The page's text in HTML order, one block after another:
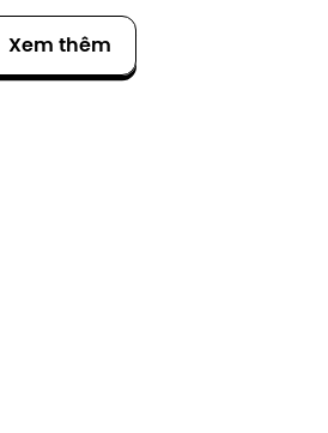
Xem thêm